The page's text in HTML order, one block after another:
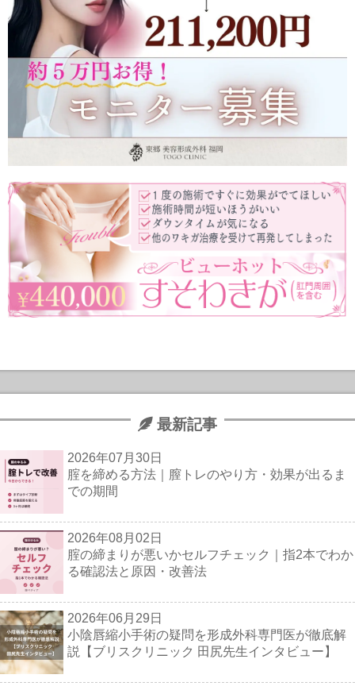
最新記事
2026年07月30日
腟を締める方法｜膣トレのやり方・効果が出るま
での期間
2026年08月02日
腟の締まりが悪いかセルフチェック｜指2本でわか
る確認法と原因・改善法
2026年06月29日
小陰唇縮小手術の疑問を形成外科専門医が徹底解
説【ブリスクリニック 田尻先生インタビュー】